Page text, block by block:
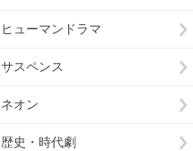
ヒューマンドラマ
サスペンス
ネオン
歴史・時代劇